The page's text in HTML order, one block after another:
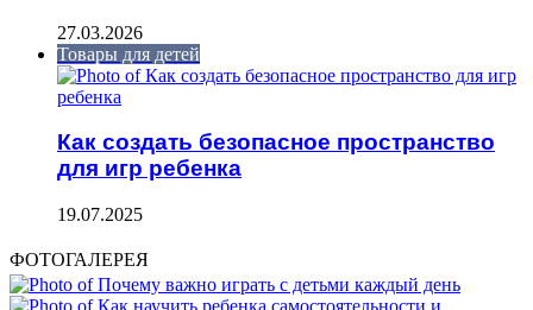
27.03.2026
Товары для детей
Как создать безопасное пространство
для игр ребенка
19.07.2025
ФОТОГАЛЕРЕЯ